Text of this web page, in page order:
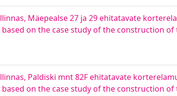
Mäepealse 27 ja 29 ehitatavate
on the case study of the construction
Paldiski mnt 82F ehitatavate
on the case study of the construction